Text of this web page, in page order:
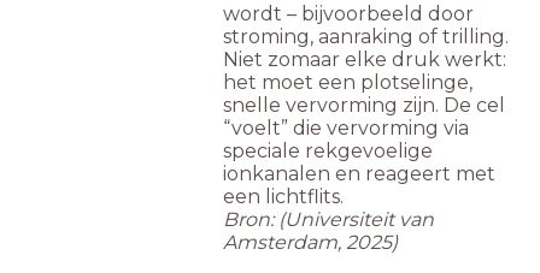
wordt – bijvoorbeeld door
stroming, aanraking of trilling.
Niet zomaar elke druk werkt:
het moet een plotselinge,
snelle vervorming zijn. De cel
“voelt” die vervorming via
speciale rekgevoelige
ionkanalen en reageert met
een lichtflits.
Bron: (Universiteit van
Amsterdam, 2025)